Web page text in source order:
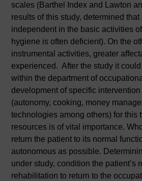
scales (Barthel Index and Lawton
results of this study, determined
independent in the basic activities
hygiene is often deficient). On the
instrumental activities, greater
experienced. After the study it
within the department of
development of specific
(autonomy, cooking, money
technologies among others) for this
resources is of vital importance.
return the patient to its normal
autonomous as possible.
under study, condition the patient’s
rehabilitation to return to the